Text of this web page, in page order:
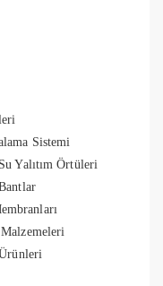
Sistemi
Yalıtım Örtüleri